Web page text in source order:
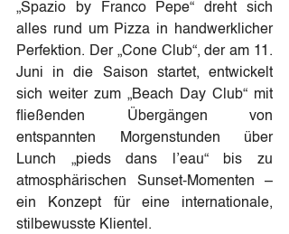
„Spazio by Franco Pepe“ dreht sich
alles rund um Pizza in handwerklicher
Perfektion. Der „Cone Club“, der am 11.
Juni in die Saison startet, entwickelt
sich weiter zum „Beach Day Club“ mit
fließenden Übergängen von
entspannten Morgenstunden über
Lunch „pieds dans l’eau“ bis zu
atmosphärischen Sunset-Momenten –
ein Konzept für eine internationale,
stilbewusste Klientel.